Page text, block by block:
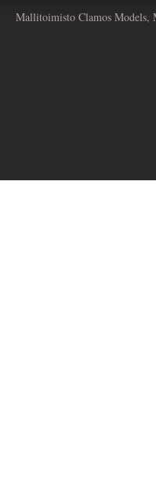
Mallitoimisto Clamos Models,